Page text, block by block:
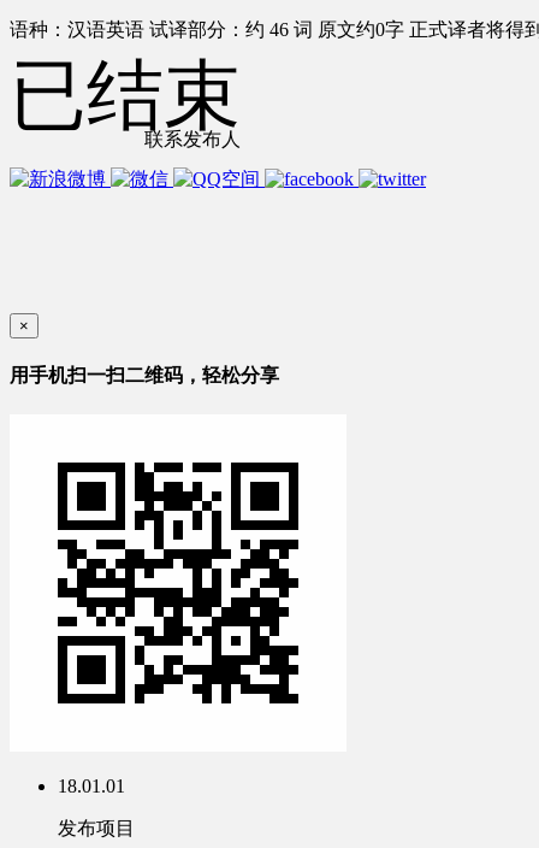
语种：汉语英语 试译部分：约 46 词 原文约0字 正式译者将得
联系发布人
已结束
×
用手机扫一扫二维码，轻松分享
18.01.01
发布项目